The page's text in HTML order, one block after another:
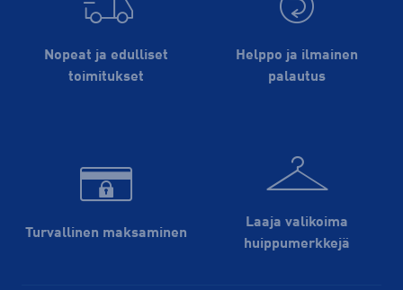
Nopeat ja edulliset
toimitukset
Helppo ja ilmainen
palautus
Turvallinen maksaminen
Laaja valikoima
huippu­merkkejä